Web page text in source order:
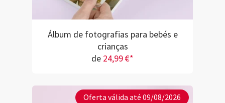
Álbum de fotografias para bebés e
crianças
de 24,99 €*
Oferta válida até 09/08/2026